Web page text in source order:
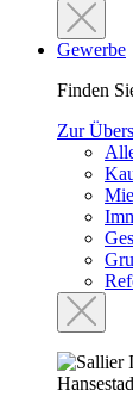
Gewerbe
Finden
Zur